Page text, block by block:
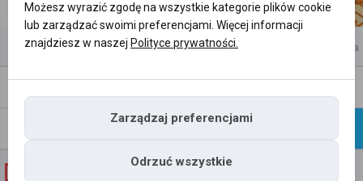
reklama
Napisz
wiadomość
Sułtan
Możesz wyrazić zgodę na wszystkie kategorie plików cookie
lub zarządzać swoimi preferencjami. Więcej informacji
znajdziesz w naszej Polityce prywatności.
Zarządzaj preferencjami
Odrzuć wszystkie